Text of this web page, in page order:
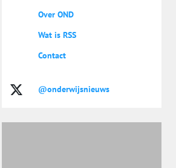
Over OND
Wat is RSS
Contact
@onderwijsnieuws